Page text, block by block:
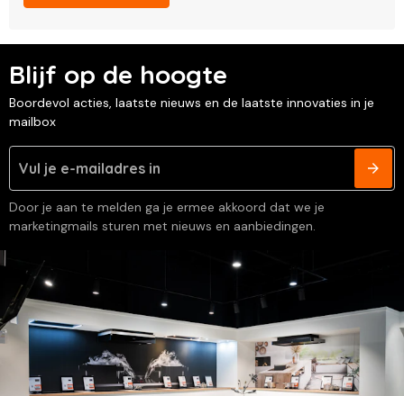
Blijf op de hoogte
Boordevol acties, laatste nieuws en de laatste innovaties in je
mailbox
Door je aan te melden ga je ermee akkoord dat we je
marketingmails sturen met nieuws en aanbiedingen.